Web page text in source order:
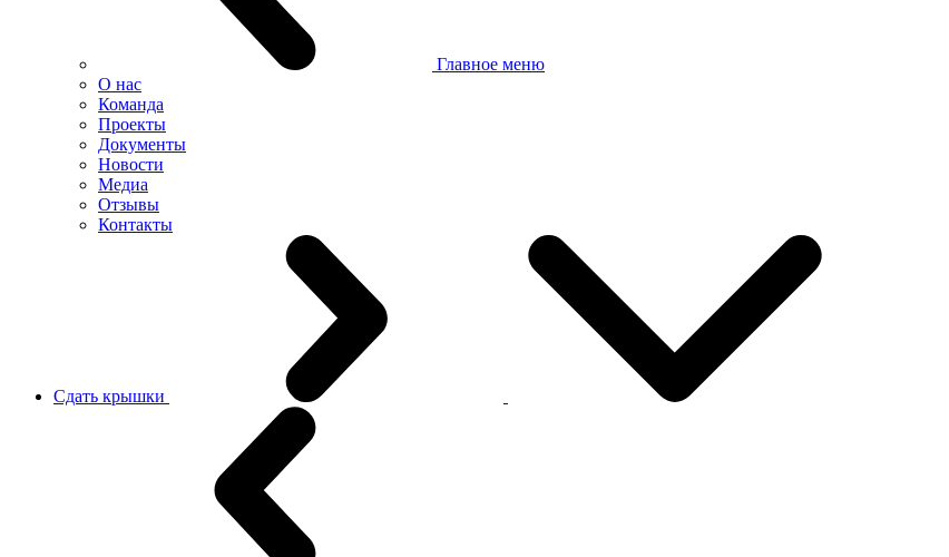
Главное меню
О нас
Команда
Проекты
Документы
Новости
Медиа
Отзывы
Контакты
Сдать крышки